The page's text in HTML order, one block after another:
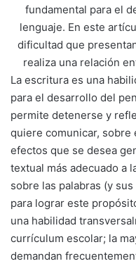
fundamental para el
lenguaje. En este
dificultad que
realiza una relación
La escritura es una
para el desarrollo del
permite detenerse y
quiere comunicar,
efectos que se desea
textual más adecuado a
sobre las palabras (y
para lograr este
una habilidad
currículum escolar; la
demandan